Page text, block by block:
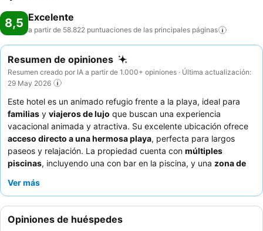
8,5 Excelente
a partir de 58.822 puntuaciones de las principales páginas
Resumen de opiniones
Resumen creado por IA a partir de 1.000+ opiniones · Última actualización:
29 May 2026
Este hotel es un animado refugio frente a la playa, ideal para
familias y viajeros de lujo que buscan una experiencia
vacacional animada y atractiva. Su excelente ubicación ofrece
acceso directo a una hermosa playa, perfecta para largos
paseos y relajación. La propiedad cuenta con múltiples
piscinas, incluyendo una con bar en la piscina, y una zona de
para todas las edades. Los huéspedes elogian constantemente
de animación
, y el variado
selección. Para una experiencia superior, considere reservar una
Ver más
Opiniones de huéspedes